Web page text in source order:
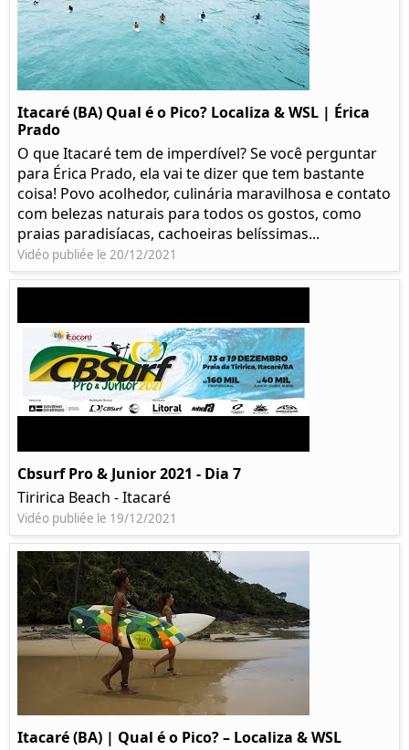
Itacaré (BA) Qual é o Pico? Localiza & WSL | Érica
Prado​
O que Itacaré tem de imperdível? Se você perguntar
para Érica Prado, ela vai te dizer que tem bastante
coisa!​ Povo acolhedor, culinária maravilhosa e contato
com belezas naturais para todos os gostos, como
praias paradisíacas, cachoeiras belíssimas...
Vidéo publiée le 20/12/2021
Cbsurf Pro & Junior 2021 - Dia 7
Tiririca Beach - Itacaré
Vidéo publiée le 19/12/2021
Itacaré (BA) | Qual é o Pico? – Localiza & WSL​​